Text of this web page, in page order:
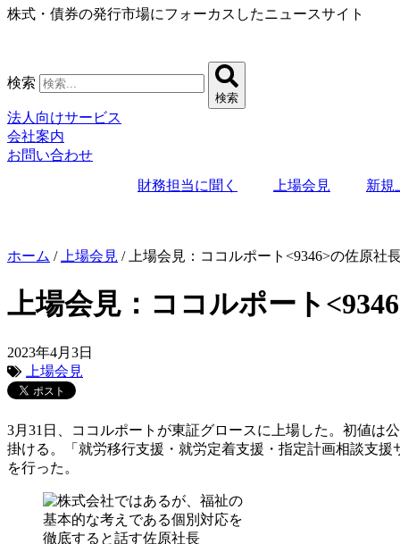
コ
ツ
に
ス
キ
ッ
株式・債券の発行市場にフォーカスしたニュースサイト
検索
検索
法人向けサービス
会社案内
お問い合わせ
財務担当に聞く
上場会見 新規
ホーム / 上場会見 / 上場会見：ココルポート<9346>の佐原社
上場会見：ココルポート
2023年4月3日
上場会見
3月31日、ココルポートが東証グロースに上場した。初値は
掛ける。「就労移行支援・就労定着支援・指定計画相談支
を行った。